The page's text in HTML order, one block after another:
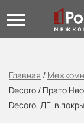
Главная /
Decoro / Прато
Decoro, ДГ, в